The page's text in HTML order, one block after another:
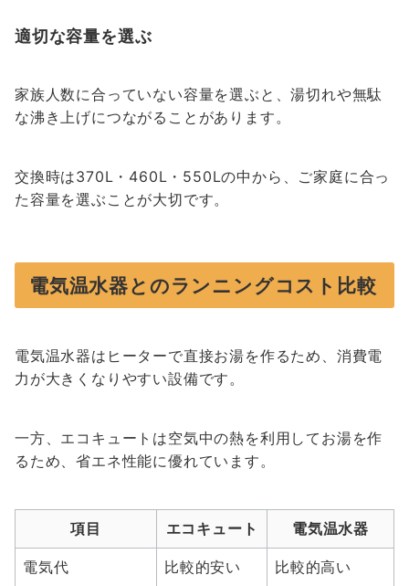
適切な容量を選ぶ
家族人数に合っていない容量を選ぶと、湯切れや無駄
な沸き上げにつながることがあります。
交換時は370L・460L・550Lの中から、ご家庭に合っ
た容量を選ぶことが大切です。
電気温水器とのランニングコスト比較
電気温水器はヒーターで直接お湯を作るため、消費電
力が大きくなりやすい設備です。
一方、エコキュートは空気中の熱を利用してお湯を作
るため、省エネ性能に優れています。
項目 エコキュート 電気温水器
電気代 比較的安い 比較的高い